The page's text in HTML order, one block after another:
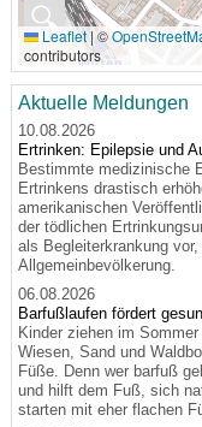
🔍
Leaflet |©
contributors
Aktuelle Meldungen
10.08.2026
Ertrinken: Epilepsie und
Bestimmte medizinische
Ertrinkens drastisch
amerikanischen
der tödlichen
als Begleiterkrankung
Allgemeinbevölkerung.
06.08.2026
Barfußlaufen fördert
Kinder ziehen im
Wiesen, Sand und
Füße. Denn wer barfuß
und hilft dem Fuß, sich
starten mit eher flachen